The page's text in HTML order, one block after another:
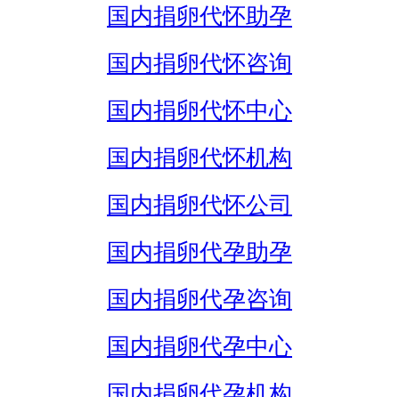
国内捐卵代怀助孕
国内捐卵代怀咨询
国内捐卵代怀中心
国内捐卵代怀机构
国内捐卵代怀公司
国内捐卵代孕助孕
国内捐卵代孕咨询
国内捐卵代孕中心